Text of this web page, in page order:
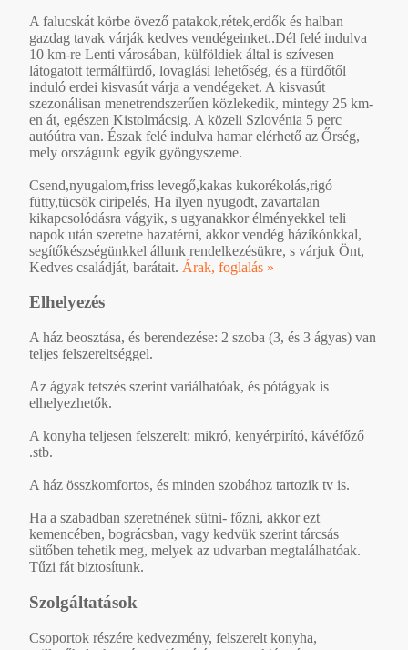
A falucskát körbe övező patakok,rétek,erdők és halban
gazdag tavak várják kedves vendégeinket..Dél felé indulva
10 km-re Lenti városában, külföldiek által is szívesen
látogatott termálfürdő, lovaglási lehetőség, és a fürdőtől
induló erdei kisvasút várja a vendégeket. A kisvasút
szezonálisan menetrendszerűen közlekedik, mintegy 25 km-
en át, egészen Kistolmácsig. A közeli Szlovénia 5 perc
autóútra van. Észak felé indulva hamar elérhető az Őrség,
mely országunk egyik gyöngyszeme.
Csend,nyugalom,friss levegő,kakas kukorékolás,rigó
fütty,tücsök ciripelés, Ha ilyen nyugodt, zavartalan
kikapcsolódásra vágyik, s ugyanakkor élményekkel teli
napok után szeretne hazatérni, akkor vendég házikónkkal,
segítőkészségünkkel állunk rendelkezésükre, s várjuk Önt,
Kedves családját, barátait. Árak, foglalás »
Elhelyezés
A ház beosztása, és berendezése: 2 szoba (3, és 3 ágyas) van
teljes felszereltséggel.
Az ágyak tetszés szerint variálhatóak, és pótágyak is
elhelyezhetők.
A konyha teljesen felszerelt: mikró, kenyérpirító, kávéfőző
.stb.
A ház összkomfortos, és minden szobához tartozik tv is.
Ha a szabadban szeretnének sütni- főzni, akkor ezt
kemencében, bográcsban, vagy kedvük szerint tárcsás
sütőben tehetik meg, melyek az udvarban megtalálhatóak.
Tűzi fát biztosítunk.
Szolgáltatások
Csoportok részére kedvezmény, felszerelt konyha,